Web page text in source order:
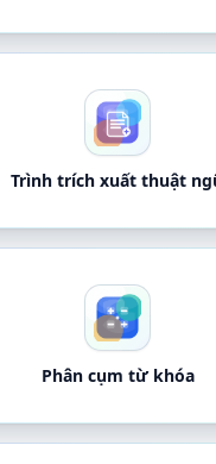
Trình trích xuất thuật
Phân cụm từ khóa